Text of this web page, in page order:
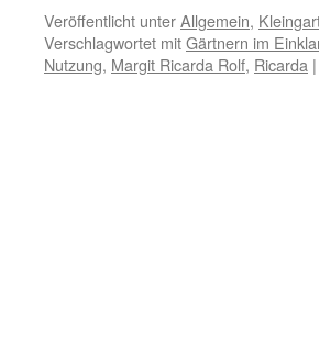
Veröffentlicht unterAllgemein,
Verschlagwortet mitGärtnern im
Nutzung, Margit Ricarda Rolf, Ricarda |